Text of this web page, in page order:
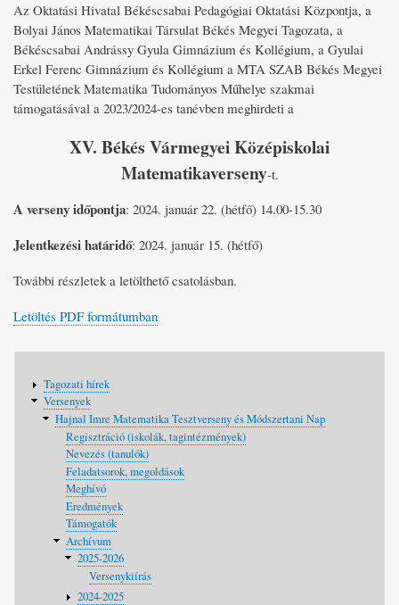
Az Oktatási Hivatal Békéscsabai Pedagógiai Oktatási Központja, a
Bolyai János Matematikai Társulat Békés Megyei Tagozata, a
Békéscsabai Andrássy Gyula Gimnázium és Kollégium, a Gyulai
Erkel Ferenc Gimnázium és Kollégium a MTA SZAB Békés Megyei
Testületének Matematika Tudományos Műhelye szakmai
támogatásával a 2023/2024-es tanévben meghirdeti a
XV. Békés Vármegyei Középiskolai
Matematikaverseny-t.
A verseny időpontja: 2024. január 22. (hétfő) 14.00-15.30
Jelentkezési határidő: 2024. január 15. (hétfő)
További részletek a letölthető csatolásban.
Letöltés PDF formátumban
navigáció
Tagozati hírek
Versenyek
Hajnal Imre Matematika Tesztverseny és Módszertani Nap
Regisztráció (iskolák, tagintézmények)
Nevezés (tanulók)
Feladatsorok, megoldások
Meghívó
Eredmények
Támogatók
Archívum
2025-2026
Versenykiírás
2024-2025